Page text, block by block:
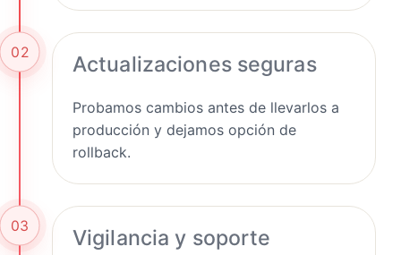
02 Actualizaciones seguras
Probamos cambios antes de llevarlos a
producción y dejamos opción de
rollback.
03 Vigilancia y soporte